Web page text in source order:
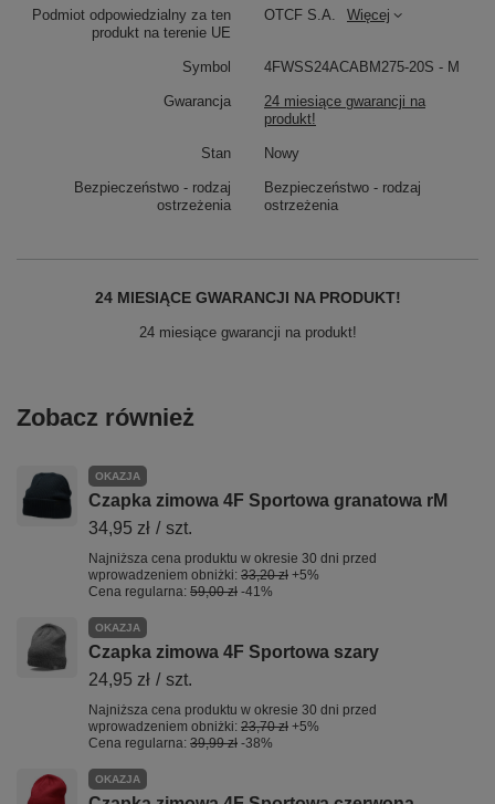
Podmiot odpowiedzialny za ten
produkt na terenie UE
OTCF S.A. Więcej
Symbol 4FWSS24ACABM275-20S - M
Gwarancja
24 miesiące gwarancji na
produkt!
Stan Nowy
Bezpieczeństwo - rodzaj
ostrzeżenia
Bezpieczeństwo - rodzaj
ostrzeżenia
24 MIESIĄCE GWARANCJI NA PRODUKT!
24 miesiące gwarancji na produkt!
Zobacz również
OKAZJA
Czapka zimowa 4F Sportowa granatowa rM
34,95 zł / szt.
Najniższa cena produktu w okresie 30 dni przed
wprowadzeniem obniżki: 33,20 zł +5%
Cena regularna: 59,00 zł -41%
OKAZJA
Czapka zimowa 4F Sportowa szary
24,95 zł / szt.
Najniższa cena produktu w okresie 30 dni przed
wprowadzeniem obniżki: 23,70 zł +5%
Cena regularna: 39,99 zł -38%
OKAZJA